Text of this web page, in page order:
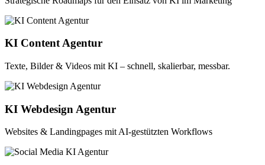
KI Content Agentur
Texte, Bilder & Videos mit KI – schnell, skalierbar, messbar.
KI Webdesign Agentur
Websites & Landingpages mit AI-gestützten Workflows